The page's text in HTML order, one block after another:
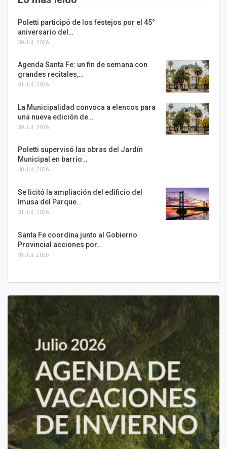
Poletti participó de los festejos por el 45°
aniversario del…
30 Jul, 2026
Agenda Santa Fe: un fin de semana con
grandes recitales,…
31 Jul, 2026
La Municipalidad convoca a elencos para
una nueva edición de…
30 Jul, 2026
Poletti supervisó las obras del Jardín
Municipal en barrio…
30 Jul, 2026
Se licitó la ampliación del edificio del
Imusa del Parque…
31 Jul, 2026
Santa Fe coordina junto al Gobierno
Provincial acciones por…
31 Jul, 2026